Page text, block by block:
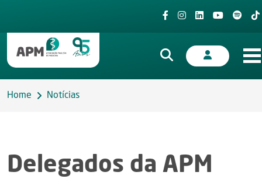
Home Notícias
Delegados da APM